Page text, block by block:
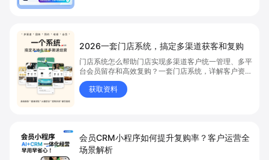
2026一套门店系统，搞定多渠道获客和复购
门店系统怎么帮助门店实现多渠道客户统一管理、多平
台会员留存和高效复购？一套门店系统，详解客户资料
沉淀、会员资产管理和智能复购流程，门店系统为运动
健身、餐饮美业、宠物店等多场景自动化运营，解决客
户分散、复购难题，提升门店系统效能。点击获取门店
获取资料
会员CRM小程序如何提升复购率？客户运营全
场景解析